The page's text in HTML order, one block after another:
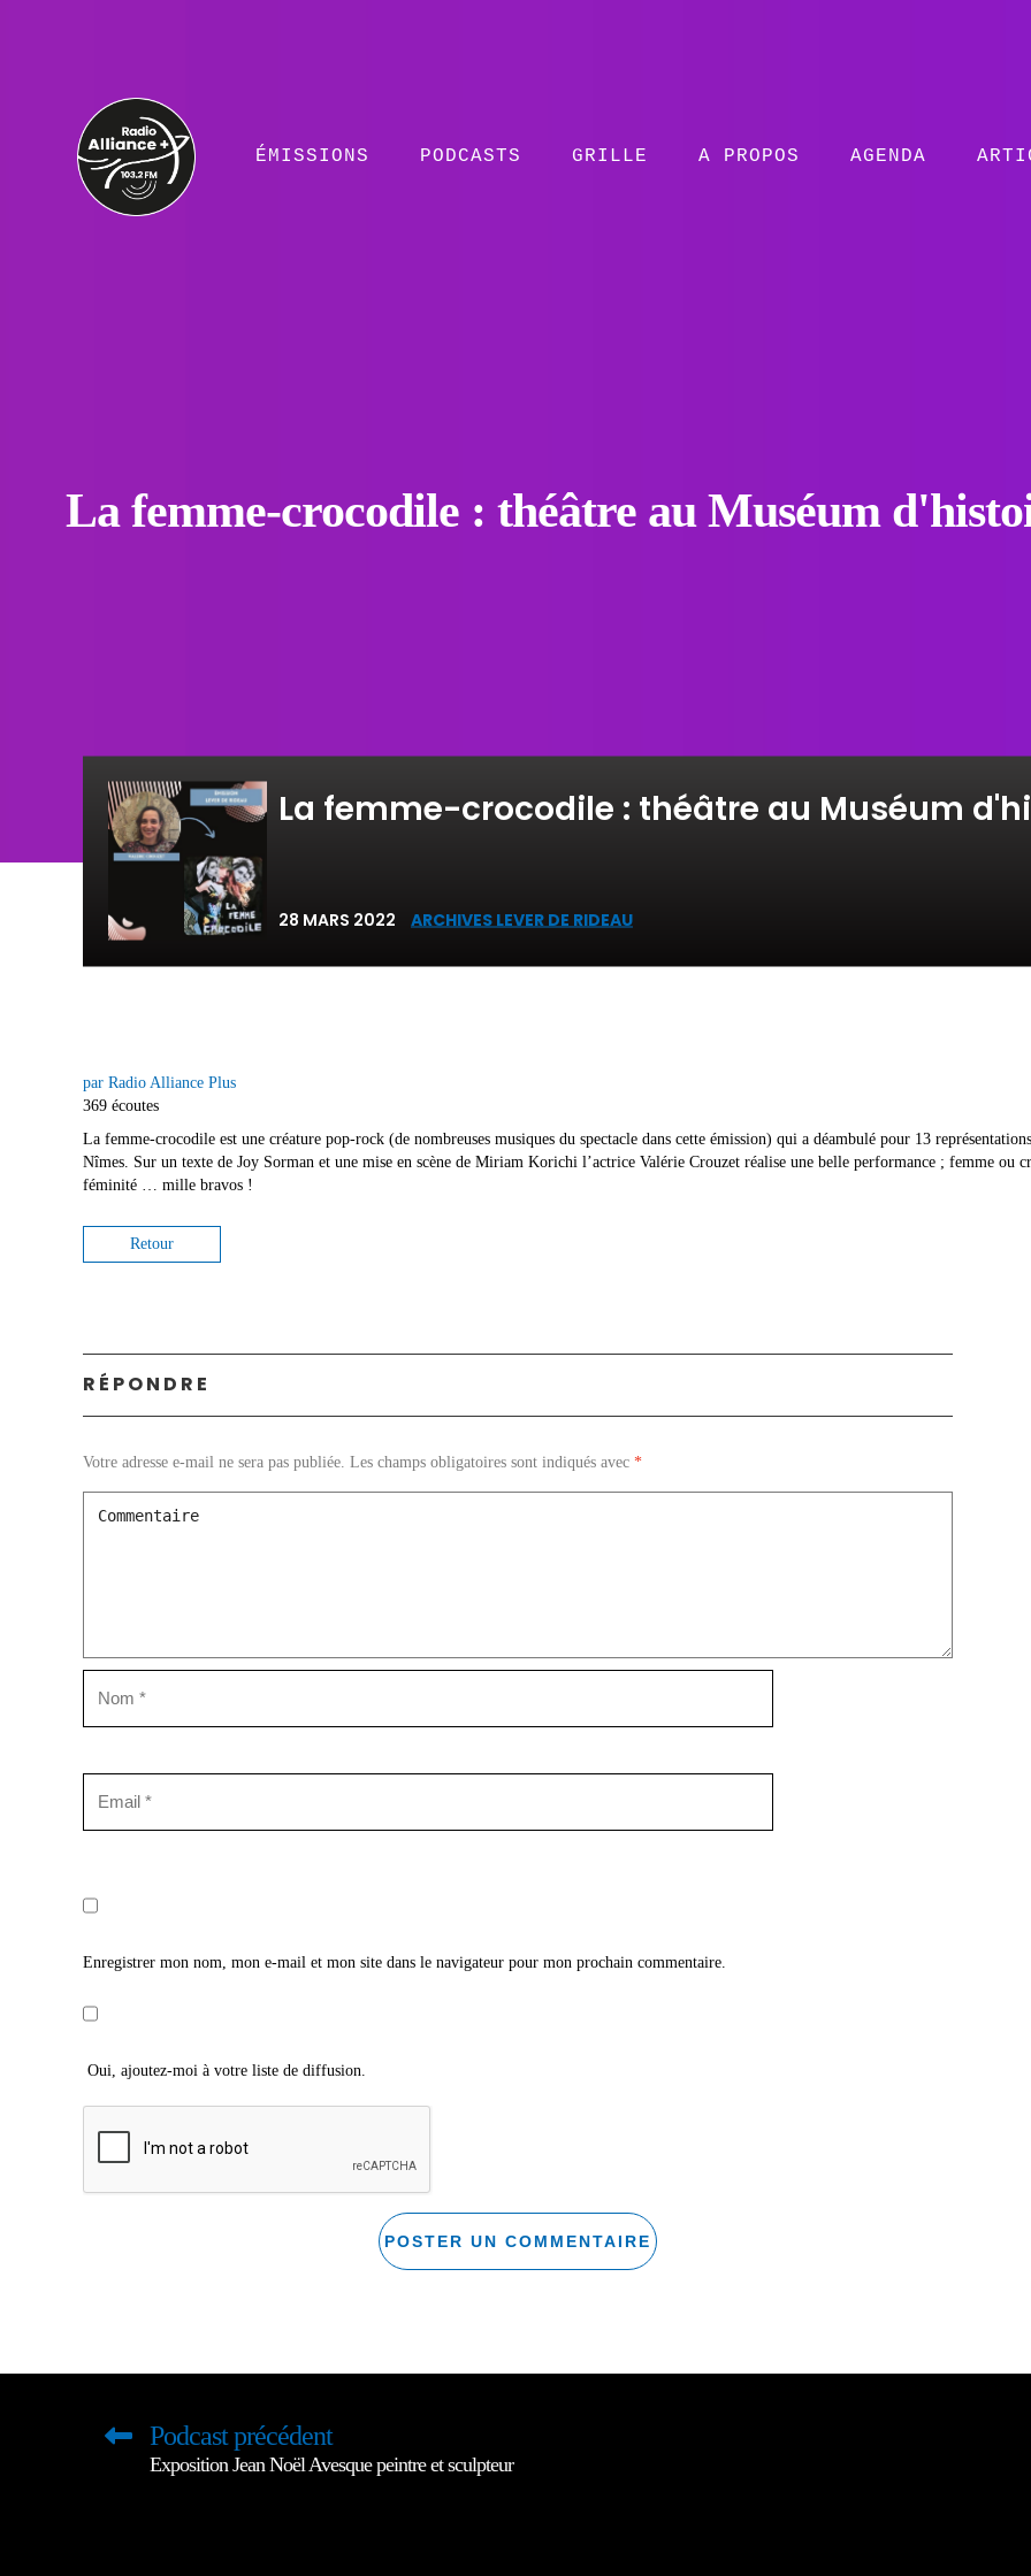
ÉMISSIONS PODCASTS GRILLE A PROPOS AGENDA
La femme-crocodile : théâtre au Muséum
La femme-crocodile : théâtre au Muséum
28 MARS 2022 ARCHIVES LEVER DE RIDEAU
par Radio Alliance Plus
369 écoutes
La femme-crocodile est une créature pop-rock (de nombreuses musiques du spectacle dans cette émission) qui a déambulé pour 13
Nîmes. Sur un texte de Joy Sorman et une mise en scène de Miriam Korichi l’actrice Valérie Crouzet réalise une belle performance ; femme
féminité … mille bravos !
Retour
RÉPONDRE
Votre adresse e-mail ne sera pas publiée. Les champs obligatoires sont indiqués avec *
Enregistrer mon nom, mon e-mail et mon site dans le navigateur pour mon prochain commentaire.
Oui, ajoutez-moi à votre liste de diffusion.
Podcast précédent
Exposition Jean Noël Avesque peintre et sculpteur